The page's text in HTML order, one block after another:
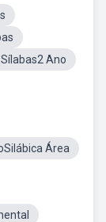
Ano
Área